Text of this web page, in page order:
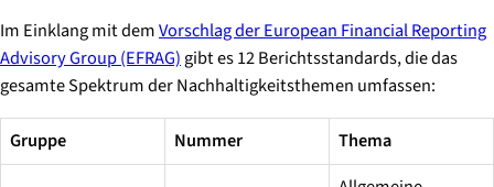
Im Einklang mit demVorschlag der European Financial Reporting
Advisory Group (EFRAG) gibt es 12 Berichtsstandards, die das
gesamte Spektrum der Nachhaltigkeitsthemen umfassen:
Gruppe Nummer Thema